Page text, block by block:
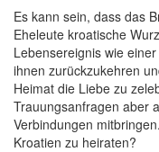
Es kann sein, dass das
Eheleute kroatische
Lebensereignis wie
ihnen zurückzukehren
Heimat die Liebe zu
Trauungsanfragen aber
Verbindungen
Kroatien zu heiraten?